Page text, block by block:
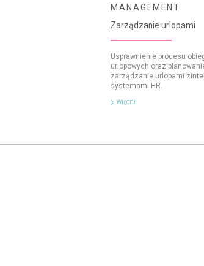
MANAGEMENT
Zarządzanie urlopami
Usprawnienie procesu
urlopowych oraz
zarządzanie urlopami
systemami HR.
WIĘCEJ